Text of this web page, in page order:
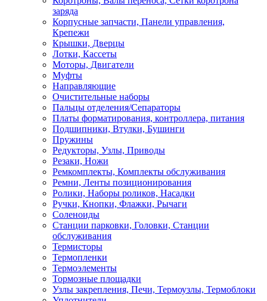
заряда
Корпусные запчасти, Панели управления,
Крепежи
Крышки, Дверцы
Лотки, Кассеты
Моторы, Двигатели
Муфты
Направляющие
Очистительные наборы
Пальцы отделения/Сепараторы
Платы форматирования, контроллера, питания
Подшипники, Втулки, Бушинги
Пружины
Редукторы, Узлы, Приводы
Резаки, Ножи
Ремкомплекты, Комплекты обслуживания
Ремни, Ленты позиционирования
Ролики, Наборы роликов, Насадки
Ручки, Кнопки, Флажки, Рычаги
Соленоиды
Станции парковки, Головки, Станции
обслуживания
Термисторы
Термопленки
Термоэлементы
Тормозные площадки
Узлы закрепления, Печи, Термоузлы, Термоблоки